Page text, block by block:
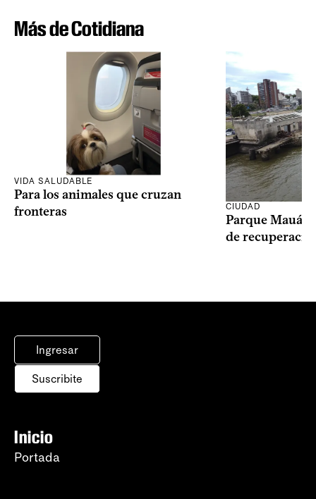
Más de Cotidiana
VIDA SALUDABLE
Para los animales que cruzan
fronteras
CIUDAD
Parque Mauá
de
Ingresar
Suscribite
Inicio
Portada